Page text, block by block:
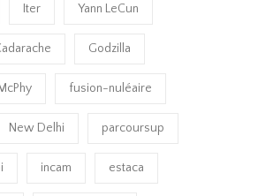
Iter Yann LeCun
Godzilla
McPhy fusion-nuléaire
New Delhi parcoursup
incam estaca